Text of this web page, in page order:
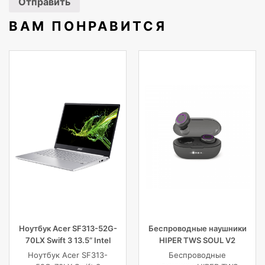
ВАМ ПОНРАВИТСЯ
Ноутбук Acer SF313-52G-
70LX Swift 3 13.5” Intel
Core i7 16 GB 1TB SSD,
Ноутбук Acer SF313-
Беспроводные наушники
HIPER TWS SOUL V2
Bluetooth 5.0 гарнитура Li-
Беспроводные